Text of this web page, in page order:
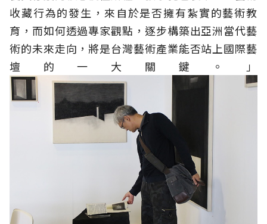
收藏行為的發生，來自於是否擁有紮實的藝術教
育，而如何透過專家觀點，逐步構築出亞洲當代藝
術的未來走向，將是台灣藝術產業能否站上國際藝
壇的一大關鍵。」